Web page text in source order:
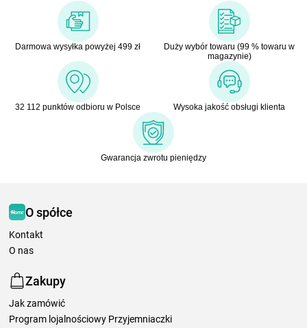
Darmowa wysyłka powyżej 499 zł
Duży wybór towaru (99 % towaru w
magazynie)
32 112 punktów odbioru w Polsce Wysoka jakość obsługi klienta
Gwarancja zwrotu pieniędzy
O spółce
Kontakt
O nas
Zakupy
Jak zamówić
Program lojalnościowy Przyjemniaczki